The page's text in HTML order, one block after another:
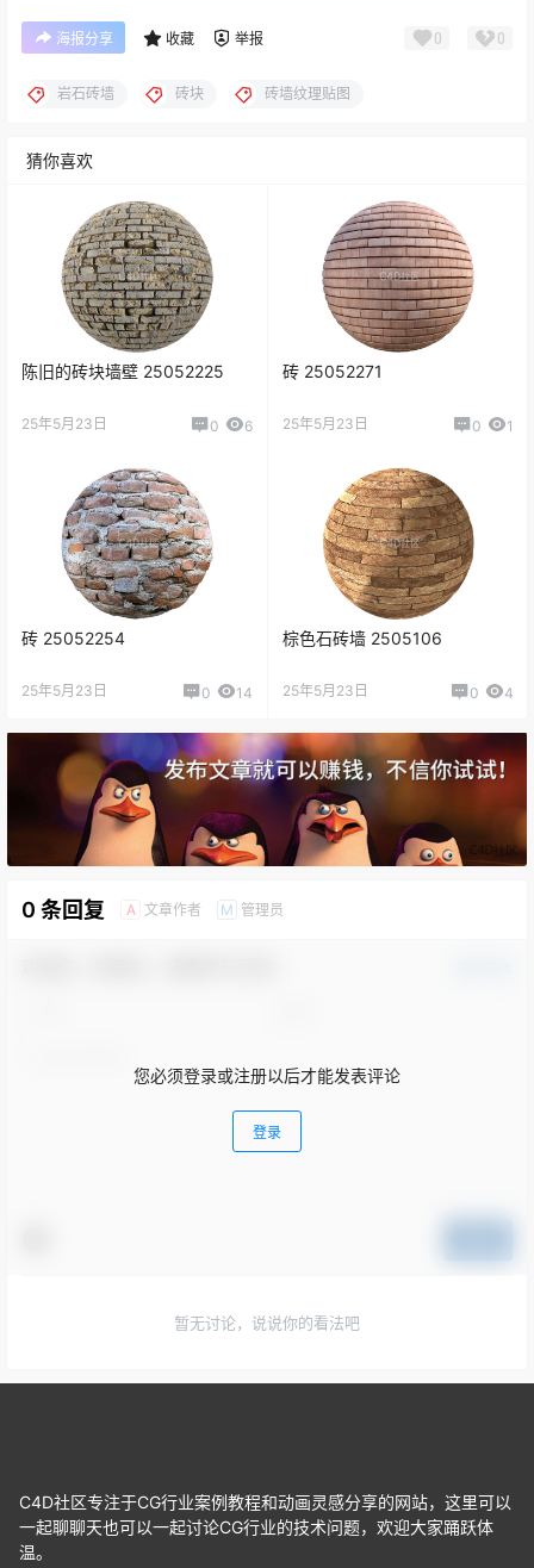
海报分享 收藏 举报 0 0
岩石砖墙 砖块 砖墙纹理贴图
猜你喜欢
陈旧的砖块墙壁 25052225
25年5月23日 0 6
砖 25052271
25年5月23日 0 1
砖 25052254
25年5月23日 0 14
棕色石砖墙 2505106
25年5月23日 0 4
0 条回复 A 文章作者 M 管理员
您必须登录或注册以后才能发表评论
登录
暂无讨论，说说你的看法吧
C4D社区专注于CG行业案例教程和动画灵感分享的网站，这里可以
一起聊聊天也可以一起讨论CG行业的技术问题，欢迎大家踊跃体
温。